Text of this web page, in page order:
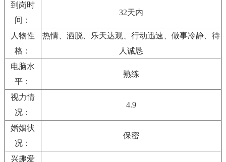
到岗时
间：
32天内
人物性
格：
热情、洒脱、乐天达观、行动迅速、做事冷静、待
人诚恳
电脑水
平：
熟练
视力情
况：
4.9
婚姻状
况：
保密
兴趣爱